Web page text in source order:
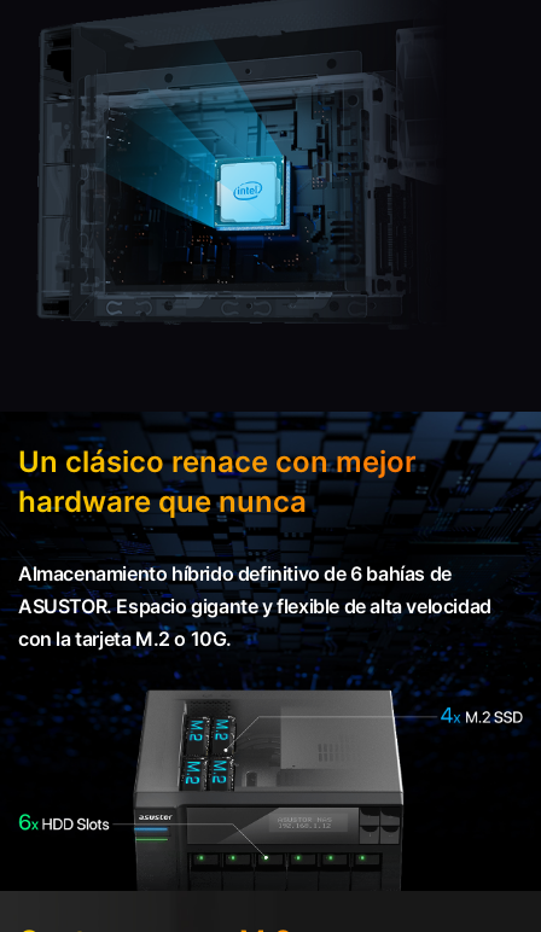
Un clásico renace con mejor
hardware que nunca
Almacenamiento híbrido definitivo de 6 bahías de
ASUSTOR. Espacio gigante y flexible de alta velocidad
con la tarjeta M.2 o 10G.